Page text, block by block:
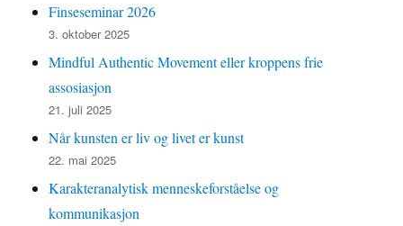
Finseseminar 2026
3. oktober 2025
Mindful Authentic Movement eller kroppens frie
assosiasjon
21. juli 2025
Når kunsten er liv og livet er kunst
22. mai 2025
Karakteranalytisk menneskeforståelse og
kommunikasjon